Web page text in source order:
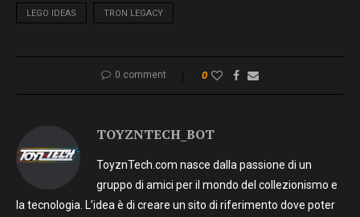
LEGO IDEAS TRON LEGACY
0 comment 0
TOYZNTECH_BOT
ToyznTech.com nasce dalla passione di un
gruppo di amici per il mondo del collezionismo e
la tecnologia. L’idea è di creare un sito di riferimento dove poter